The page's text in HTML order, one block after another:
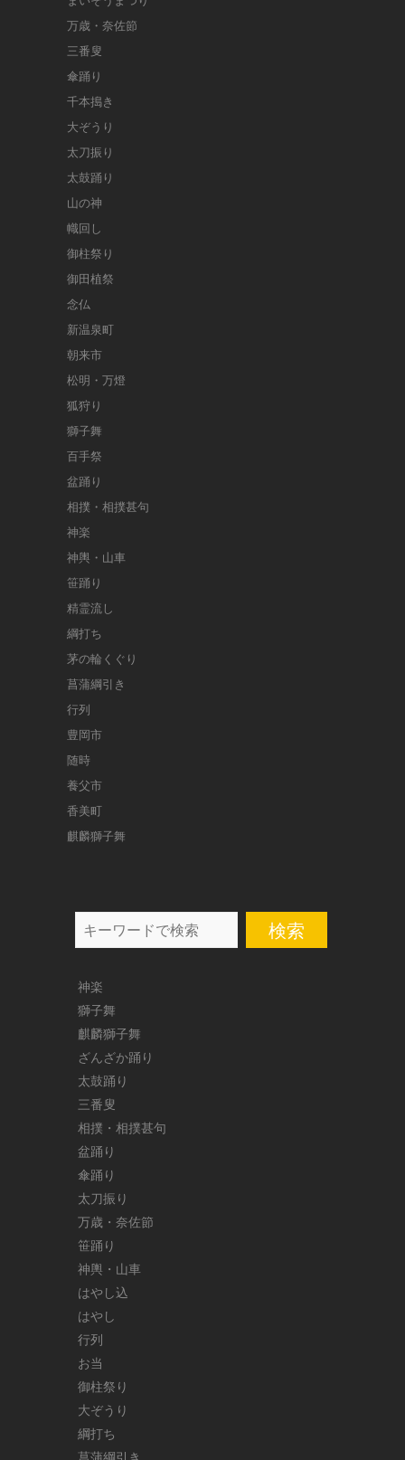
万歳・奈佐節
三番叟
傘踊り
千本搗き
大ぞうり
太刀振り
太鼓踊り
山の神
幟回し
御柱祭り
御田植祭
念仏
新温泉町
朝来市
松明・万燈
狐狩り
獅子舞
百手祭
盆踊り
相撲・相撲甚句
神楽
神輿・山車
笹踊り
精霊流し
綱打ち
茅の輪くぐり
菖蒲綱引き
行列
豊岡市
随時
養父市
香美町
麒麟獅子舞
search
神楽
獅子舞
麒麟獅子舞
ざんざか踊り
太鼓踊り
三番叟
相撲・相撲甚句
盆踊り
傘踊り
太刀振り
万歳・奈佐節
笹踊り
神輿・山車
はやし込
はやし
行列
お当
御柱祭り
大ぞうり
綱打ち